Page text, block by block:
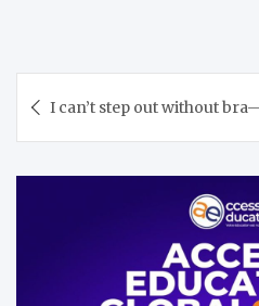
de I can’t step out without